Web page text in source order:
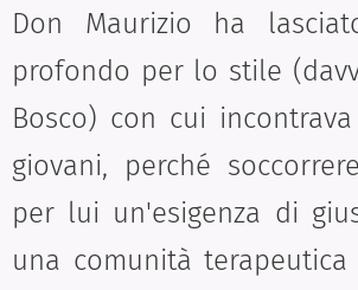
Don Maurizio ha
profondo per lo stile
Bosco) con cui
giovani, perché
per lui un'esigenza di
una comunità